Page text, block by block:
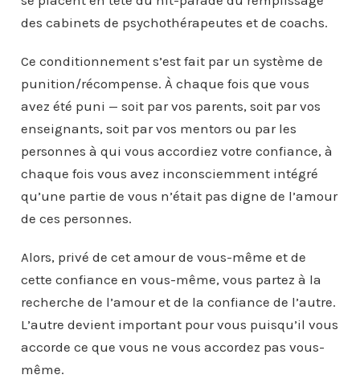
des cabinets de psychothérapeutes et de coachs.
Ce conditionnement s’est fait par un système de
punition/récompense. À chaque fois que vous
avez été puni — soit par vos parents, soit par vos
enseignants, soit par vos mentors ou par les
personnes à qui vous accordiez votre confiance, à
chaque fois vous avez inconsciemment intégré
qu’une partie de vous n’était pas digne de l’amour
de ces personnes.
Alors, privé de cet amour de vous-même et de
cette confiance en vous-même, vous partez à la
recherche de l’amour et de la confiance de l’autre.
L’autre devient important pour vous puisqu’il vous
accorde ce que vous ne vous accordez pas vous-
même.